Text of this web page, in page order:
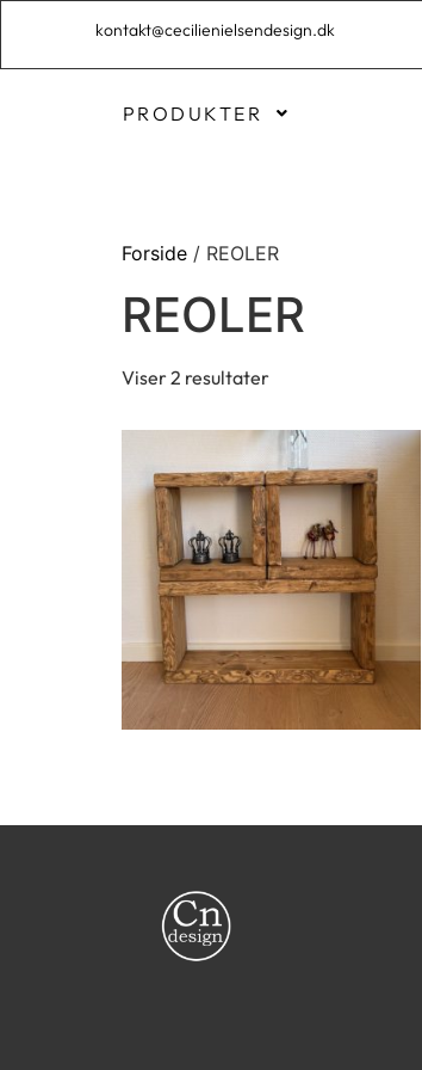
kontakt@cecilienielsendesign.dk
PRODUKTER
Forside / REOLER
REOLER
Viser 2 resultater